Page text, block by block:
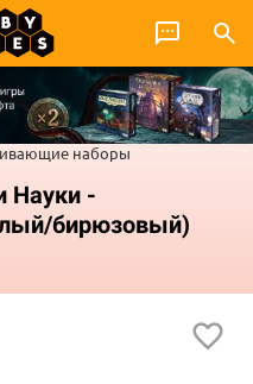
наборы
Науки -
бирюзовый)